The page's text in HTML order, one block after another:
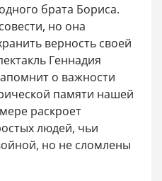
брата Бориса.
но она
верность своей
Геннадия
о важности
памяти нашей
раскроет
людей, чьи
но не сломлены